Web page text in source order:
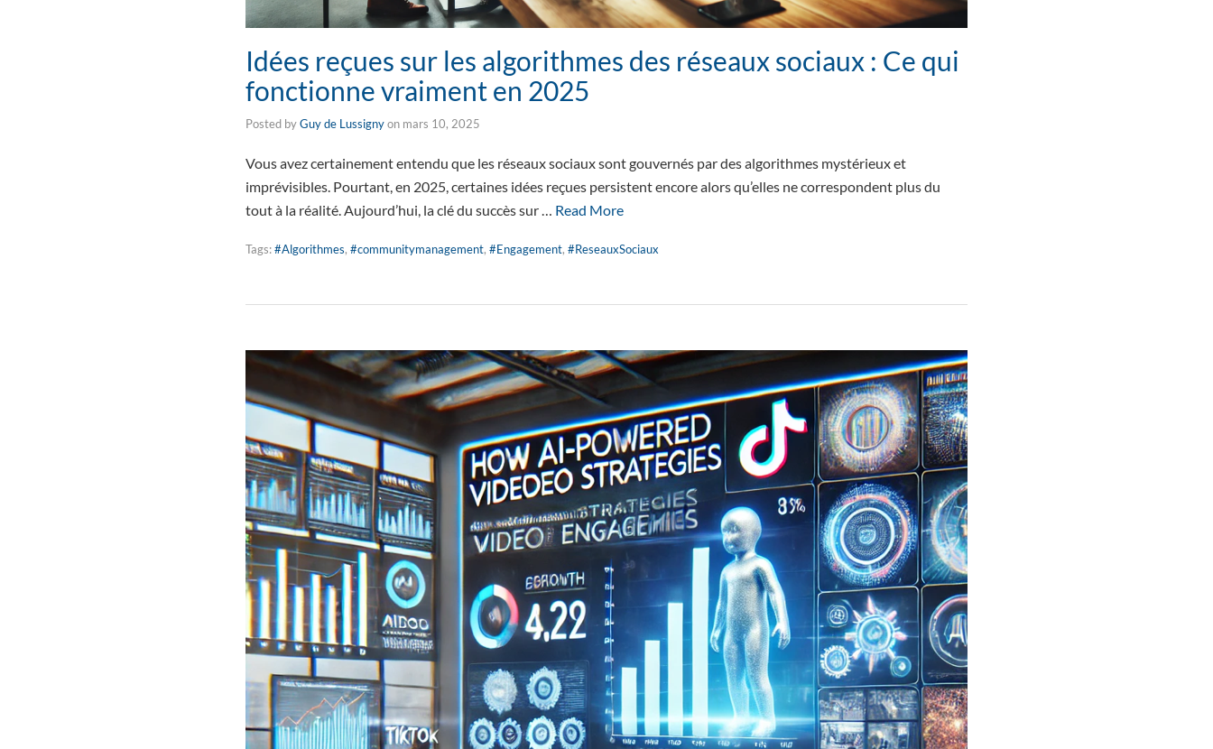
Idées reçues sur les algorithmes des réseaux sociaux : Ce qui
fonctionne vraiment en 2025
Posted byGuy de Lussignyon mars 10, 2025
Vous avez certainement entendu que les réseaux sociaux sont gouvernés par des algorithmes mystérieux et
imprévisibles. Pourtant, en 2025, certaines idées reçues persistent encore alors qu’elles ne correspondent plus du
tout à la réalité. Aujourd’hui, la clé du succès sur … Read More
Tags:#Algorithmes, #communitymanagement, #Engagement, #ReseauxSociaux